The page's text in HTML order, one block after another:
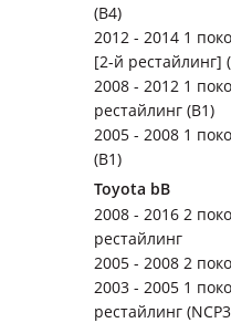
(B4)
2012 - 2014 1
[2-й рестайлинг]
2008 - 2012 1
рестайлинг (B1)
2005 - 2008 1
(B1)
Toyota bB
2008 - 2016 2
рестайлинг
2005 - 2008 2
2003 - 2005 1
рестайлинг